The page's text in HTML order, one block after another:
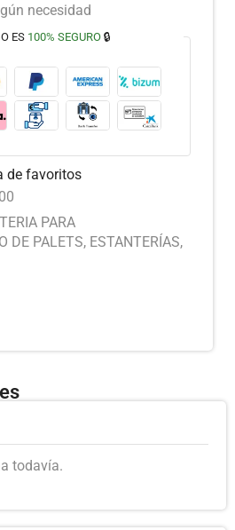
necesidad
ES 100% SEGURO🔒
de favoritos
PARA
DE PALETS, ESTANTERÍAS,
todavía.